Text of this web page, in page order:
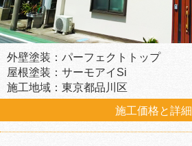
外壁塗装：パーフェクトトップ
屋根塗装：サーモアイSi
施工地域：東京都品川区
施工価格と詳細